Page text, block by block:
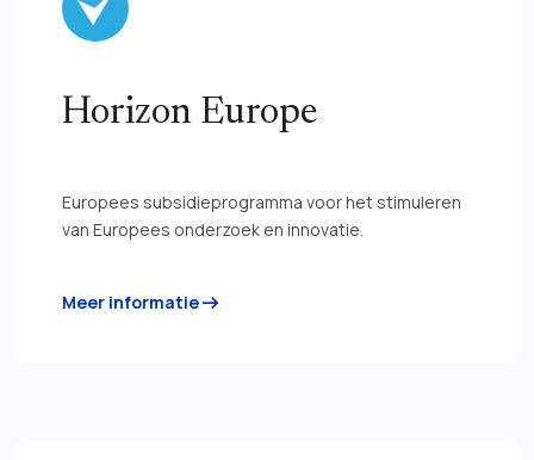
Horizon Europe
Europees subsidieprogramma voor het stimuleren
van Europees onderzoek en innovatie.
Meer informatiearrow_right_alt